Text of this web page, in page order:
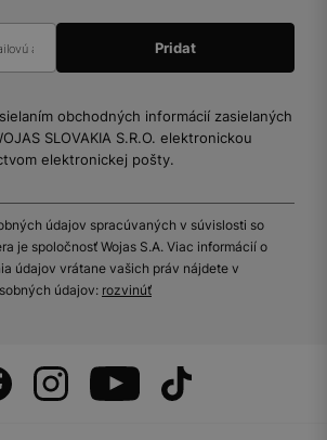
obchodných informácií zasielaných
SLOVAKIA S.R.O. elektronickou
elektronickej pošty.
údajov spracúvaných v súvislosti so
je spoločnosť Wojas S.A. Viac informácií o
údajov vrátane vašich práv nájdete v
údajov: rozvinúť